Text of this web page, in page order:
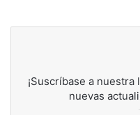
¡Suscríbase a
nuevas